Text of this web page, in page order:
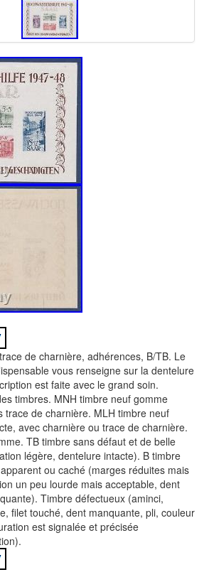
de charnière, adhérences, B/TB. Le
vous renseigne sur la dentelure
est faite avec le grand soin.
timbres. MNH timbre neuf gomme
trace de charnière. MLH timbre neuf
avec charnière ou trace de charnière.
TB timbre sans défaut et de belle
légère, dentelure intacte). B timbre
ou caché (marges réduites mais
un peu lourde mais acceptable, dent
Timbre défectueux (aminci,
filet touché, dent manquante, pli, couleur
est signalée et précisée